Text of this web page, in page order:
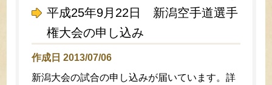
平成25年9月22日 新潟空手道選手
権大会の申し込み
作成日 2013/07/06
新潟大会の試合の申し込みが届いています。詳